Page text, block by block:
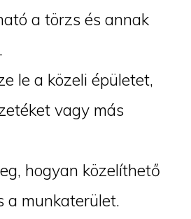
a törzs és annak
le a közeli épületet,
vagy más
hogyan közelíthető
a munkaterület.